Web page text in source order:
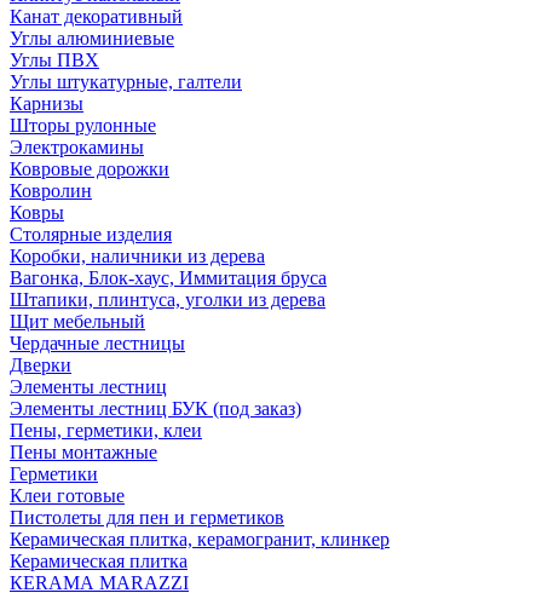
Канат декоративный
Углы алюминиевые
Углы ПВХ
Углы штукатурные, галтели
Карнизы
Шторы рулонные
Электрокамины
Ковровые дорожки
Ковролин
Ковры
Столярные изделия
Коробки, наличники из дерева
Вагонка, Блок-хаус, Иммитация бруса
Штапики, плинтуса, уголки из дерева
Щит мебельный
Чердачные лестницы
Дверки
Элементы лестниц
Элементы лестниц БУК (под заказ)
Пены, герметики, клеи
Пены монтажные
Герметики
Клеи готовые
Пистолеты для пен и герметиков
Керамическая плитка, керамогранит, клинкер
Керамическая плитка
КЕRАМА MARAZZI